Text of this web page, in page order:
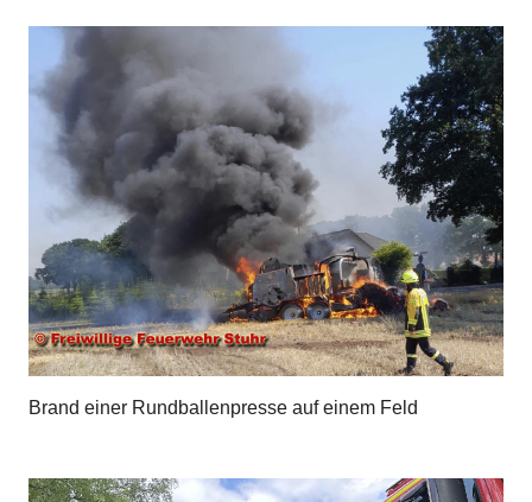
Brand einer Rundballenpresse auf einem Feld